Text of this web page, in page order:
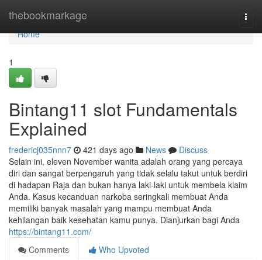
thebookmarkage
Home
Home
1
Bintang11 slot Fundamentals
Explained
fredericj035nnn7 421 days ago News
Discuss
Selain ini, eleven November wanita adalah orang yang percaya
diri dan sangat berpengaruh yang tidak selalu takut untuk berdiri
di hadapan Raja dan bukan hanya laki-laki untuk membela klaim
Anda. Kasus kecanduan narkoba seringkali membuat Anda
memiliki banyak masalah yang mampu membuat Anda
kehilangan baik kesehatan kamu punya. Dianjurkan bagi Anda
https://bintang11.com/
Comments
Who Upvoted